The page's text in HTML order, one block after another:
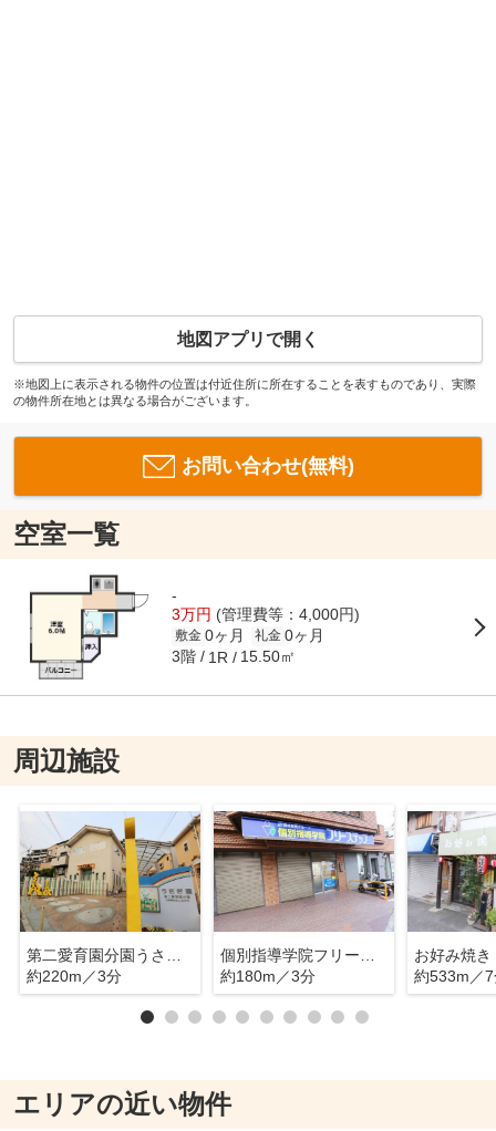
地図アプリで開く
※地図上に表示される物件の位置は付近住所に所在することを表すものであり、実際
の物件所在地とは異なる場合がございます。
お問い合わせ(無料)
空室一覧
-
3万円 (管理費等：4,000円)
敷金 0ヶ月 礼金 0ヶ月
3階 1R 15.50㎡
周辺施設
約220m／3分
約180m／3分
お好み焼
約533m／
エリアの近い物件